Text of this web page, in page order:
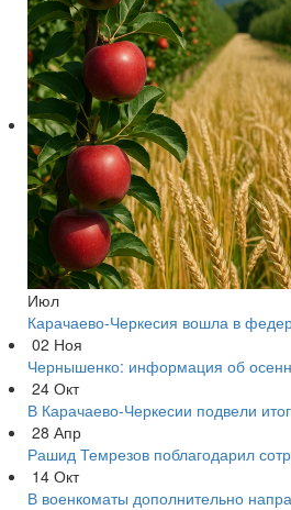
Июл
Карачаево-Черкесия вошла в
02 Ноя
Чернышенко: информация об
24 Окт
В Карачаево-Черкесии подвели
28 Апр
Рашид Темрезов поблагодарил
14 Окт
В военкоматы дополнительно